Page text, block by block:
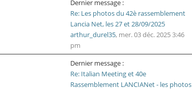
Dernier message :
Re: Les photos du 42è rassemblement
Lancia Net, les 27 et 28/09/2025
arthur_durel35, mer. 03 déc. 2025 3:46
pm
Dernier message :
Re: Italian Meeting et 40e
Rassemblement LANCIANet - les photos